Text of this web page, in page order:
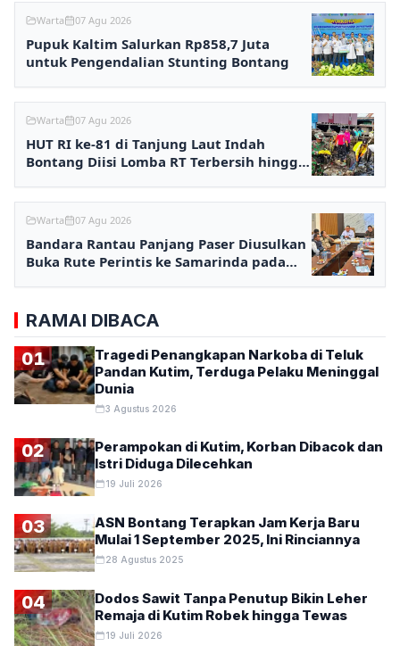
Warta 07 Agu 2026
Pupuk Kaltim Salurkan Rp858,7 Juta
untuk Pengendalian Stunting Bontang
Warta 07 Agu 2026
HUT RI ke-81 di Tanjung Laut Indah
Bontang Diisi Lomba RT Terbersih hingga
Warta 07 Agu 2026
Bandara Rantau Panjang Paser Diusulkan
Buka Rute Perintis ke Samarinda pada
RAMAI DIBACA
01
Tragedi Penangkapan Narkoba di Teluk
Pandan Kutim, Terduga Pelaku Meninggal
Dunia
3 Agustus 2026
02
Perampokan di Kutim, Korban Dibacok dan
Istri Diduga Dilecehkan
19 Juli 2026
03
ASN Bontang Terapkan Jam Kerja Baru
Mulai 1 September 2025, Ini Rinciannya
28 Agustus 2025
04
Dodos Sawit Tanpa Penutup Bikin Leher
Remaja di Kutim Robek hingga Tewas
19 Juli 2026